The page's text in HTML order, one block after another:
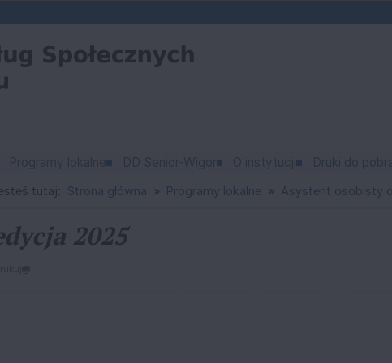
tutaj: Strona główna Programy lokalne Asystent osobisty
2025